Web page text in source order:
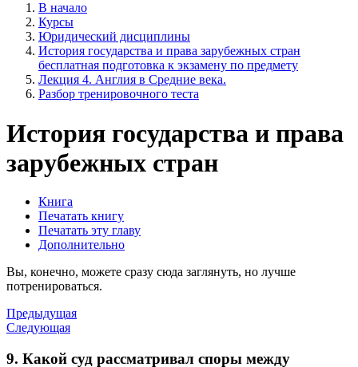
В начало
Курсы
Юридический дисциплины
История государства и права зарубежных стран
бесплатная подготовка к экзамену по предмету
Лекция 4. Англия в Средние века.
Разбор тренировочного теста
История государства и права
зарубежных стран
Книга
Печатать книгу
Печатать эту главу
Дополнительно
Вы, конечно, можете сразу сюда заглянуть, но лучше
потренироваться.
Предыдущая
Следующая
9. Какой суд рассматривал споры между